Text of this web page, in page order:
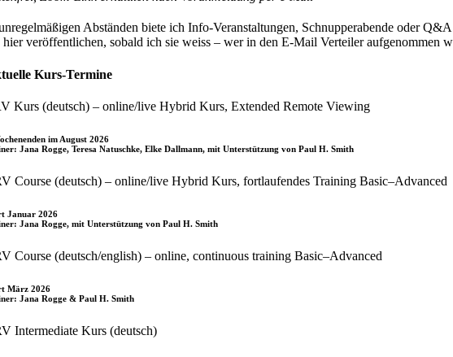
Abständen biete ich Info-Veranstaltungen, Schnupperabende oder
hier veröffentlichen, sobald ich sie weiss – wer in den E-Mail Verteiler aufgenommen
Kurs-Termine
Kurs (deutsch) – online/live Hybrid Kurs, Extended Remote Viewing
im August 2026
Jana Rogge, Teresa Natuschke, Elke Dallmann, mit Unterstützung von Paul H. Smith
Course (deutsch) – online/live Hybrid Kurs, fortlaufendes Training Basic–Advanced
Januar 2026
Jana Rogge, mit Unterstützung von Paul H. Smith
Course (deutsch/english) – online, continuous training Basic–Advanced
März 2026
Jana Rogge & Paul H. Smith
Intermediate Kurs (deutsch)